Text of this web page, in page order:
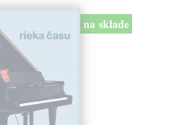
na sklade